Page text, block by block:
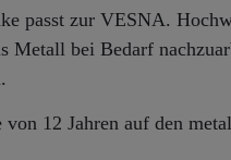
passt zur VESNA.
Metall bei Bedarf
12 Jahren auf den